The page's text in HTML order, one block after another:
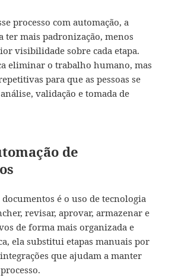
processo com automação, a
ter mais padronização, menos
visibilidade sobre cada etapa.
eliminar o trabalho humano, mas
para que as pessoas se
validação e tomada de
de
é o uso de tecnologia
revisar, aprovar, armazenar e
de forma mais organizada e
ela substitui etapas manuais por
que ajudam a manter